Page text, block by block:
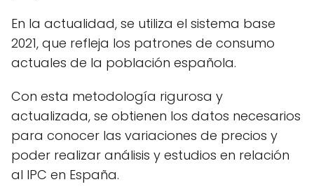
En la actualidad, se utiliza el sistema base
2021, que refleja los patrones de consumo
actuales de la población española.
Con esta metodología rigurosa y
actualizada, se obtienen los datos necesarios
para conocer las variaciones de precios y
poder realizar análisis y estudios en relación
al IPC en España.